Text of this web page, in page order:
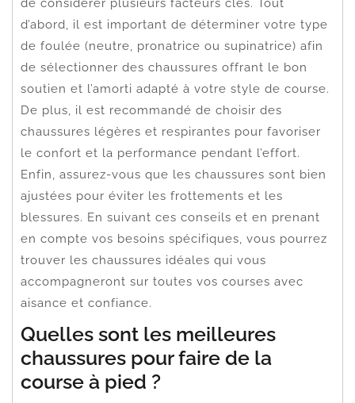
de considérer plusieurs facteurs clés. Tout
d’abord, il est important de déterminer votre type
de foulée (neutre, pronatrice ou supinatrice) afin
de sélectionner des chaussures offrant le bon
soutien et l’amorti adapté à votre style de course.
De plus, il est recommandé de choisir des
chaussures légères et respirantes pour favoriser
le confort et la performance pendant l’effort.
Enfin, assurez-vous que les chaussures sont bien
ajustées pour éviter les frottements et les
blessures. En suivant ces conseils et en prenant
en compte vos besoins spécifiques, vous pourrez
trouver les chaussures idéales qui vous
accompagneront sur toutes vos courses avec
aisance et confiance.
Quelles sont les meilleures
chaussures pour faire de la
course à pied ?